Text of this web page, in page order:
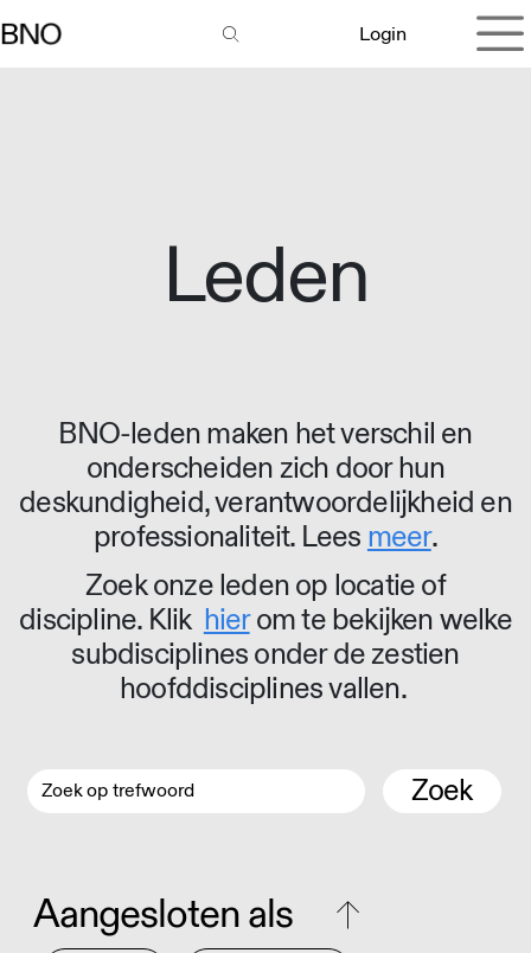
Login
Leden
BNO-leden maken het verschil en
onderscheiden zich door hun
deskundigheid, verantwoordelijkheid en
professionaliteit. Lees meer.
Zoek onze leden op locatie of
discipline. Klik hierom te bekijken welke
subdisciplines onder de zestien
hoofddisciplines vallen.
Zoek
Aangesloten als